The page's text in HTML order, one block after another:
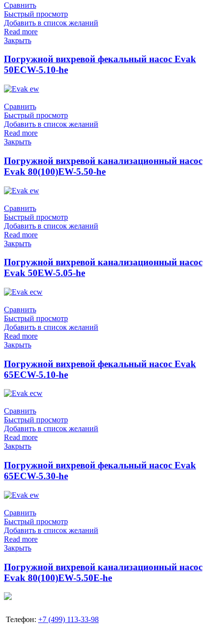
Сравнить
Быстрый просмотр
Добавить в список желаний
Read more
Закрыть
Погружной вихревой фекальный насос Evak
50ECW-5.10-he
Сравнить
Быстрый просмотр
Добавить в список желаний
Read more
Закрыть
Погружной вихревой канализационный насос
Evak 80(100)EW-5.50-he
Сравнить
Быстрый просмотр
Добавить в список желаний
Read more
Закрыть
Погружной вихревой канализационный насос
Evak 50EW-5.05-he
Сравнить
Быстрый просмотр
Добавить в список желаний
Read more
Закрыть
Погружной вихревой фекальный насос Evak
65ECW-5.10-he
Сравнить
Быстрый просмотр
Добавить в список желаний
Read more
Закрыть
Погружной вихревой фекальный насос Evak
65ECW-5.30-he
Сравнить
Быстрый просмотр
Добавить в список желаний
Read more
Закрыть
Погружной вихревой канализационный насос
Evak 80(100)EW-5.50E-he
Телефон: +7 (499) 113-33-98